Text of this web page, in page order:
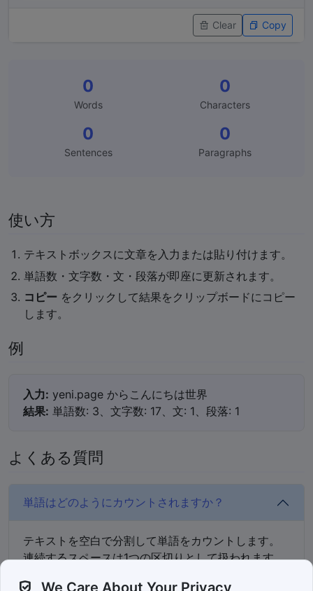
Clear Copy
0
Words
0
Characters
0
Sentences
0
Paragraphs
使い方
テキストボックスに文章を入力または貼り付けます。
単語数・文字数・文・段落が即座に更新されます。
コピー をクリックして結果をクリップボードにコピー
します。
例
入力: yeni.page からこんにちは世界
結果: 単語数: 3、文字数: 17、文: 1、段落: 1
よくある質問
単語はどのようにカウントされますか？
テキストを空白で分割して単語をカウントします。
連続するスペースは1つの区切りとして扱われます。
We Care About Your Privacy